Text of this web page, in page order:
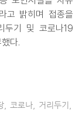
고 밝히며 접종을
두기 및 코로나19
다.
코로나 거리두기